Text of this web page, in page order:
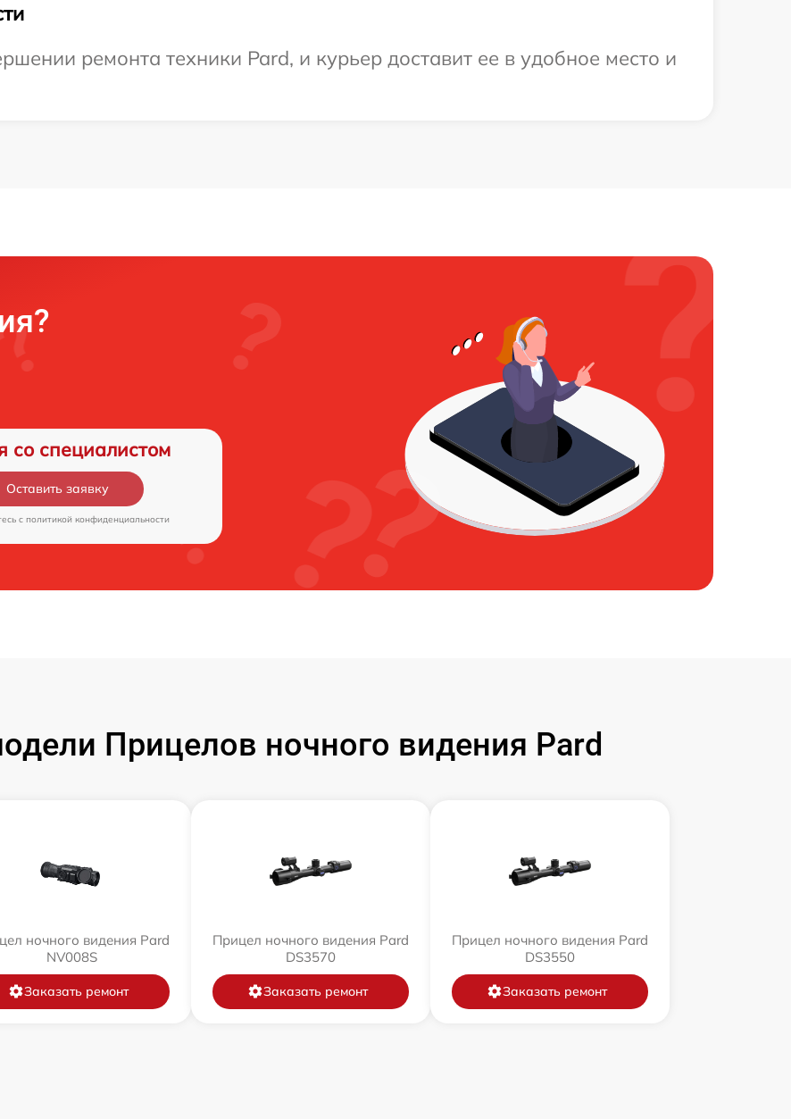
ремонта техники Pard, и курьер доставит ее в удобное место и
со специалистом
Оставить заявку
c политикой конфиденциальности
Прицелов ночного видения Pard
ночного видения Pard
NV008S
Заказать ремонт
Прицел ночного видения Pard
DS3570
Заказать ремонт
Прицел ночного видения Pard
DS3550
Заказать ремонт